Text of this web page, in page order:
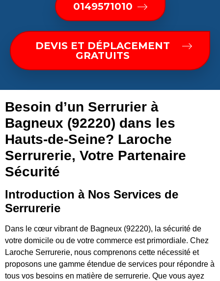
0149571010
DEVIS ET DÉPLACEMENT
GRATUITS
Besoin d’un Serrurier à
Bagneux (92220) dans les
Hauts-de-Seine? Laroche
Serrurerie, Votre Partenaire
Sécurité
Introduction à Nos Services de
Serrurerie
Dans le cœur vibrant de Bagneux (92220), la sécurité de
votre domicile ou de votre commerce est primordiale. Chez
Laroche Serrurerie, nous comprenons cette nécessité et
proposons une gamme étendue de services pour répondre à
tous vos besoins en matière de serrurerie. Que vous ayez